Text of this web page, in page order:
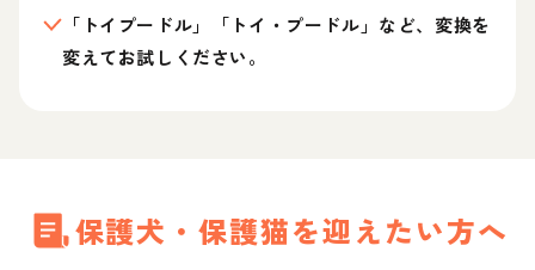
「トイプードル」「トイ・プードル」など、変換を
変えてお試しください。
保護犬・保護猫を迎えたい方へ